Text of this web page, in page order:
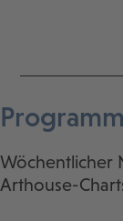
Wöchentlicher
Arthouse-